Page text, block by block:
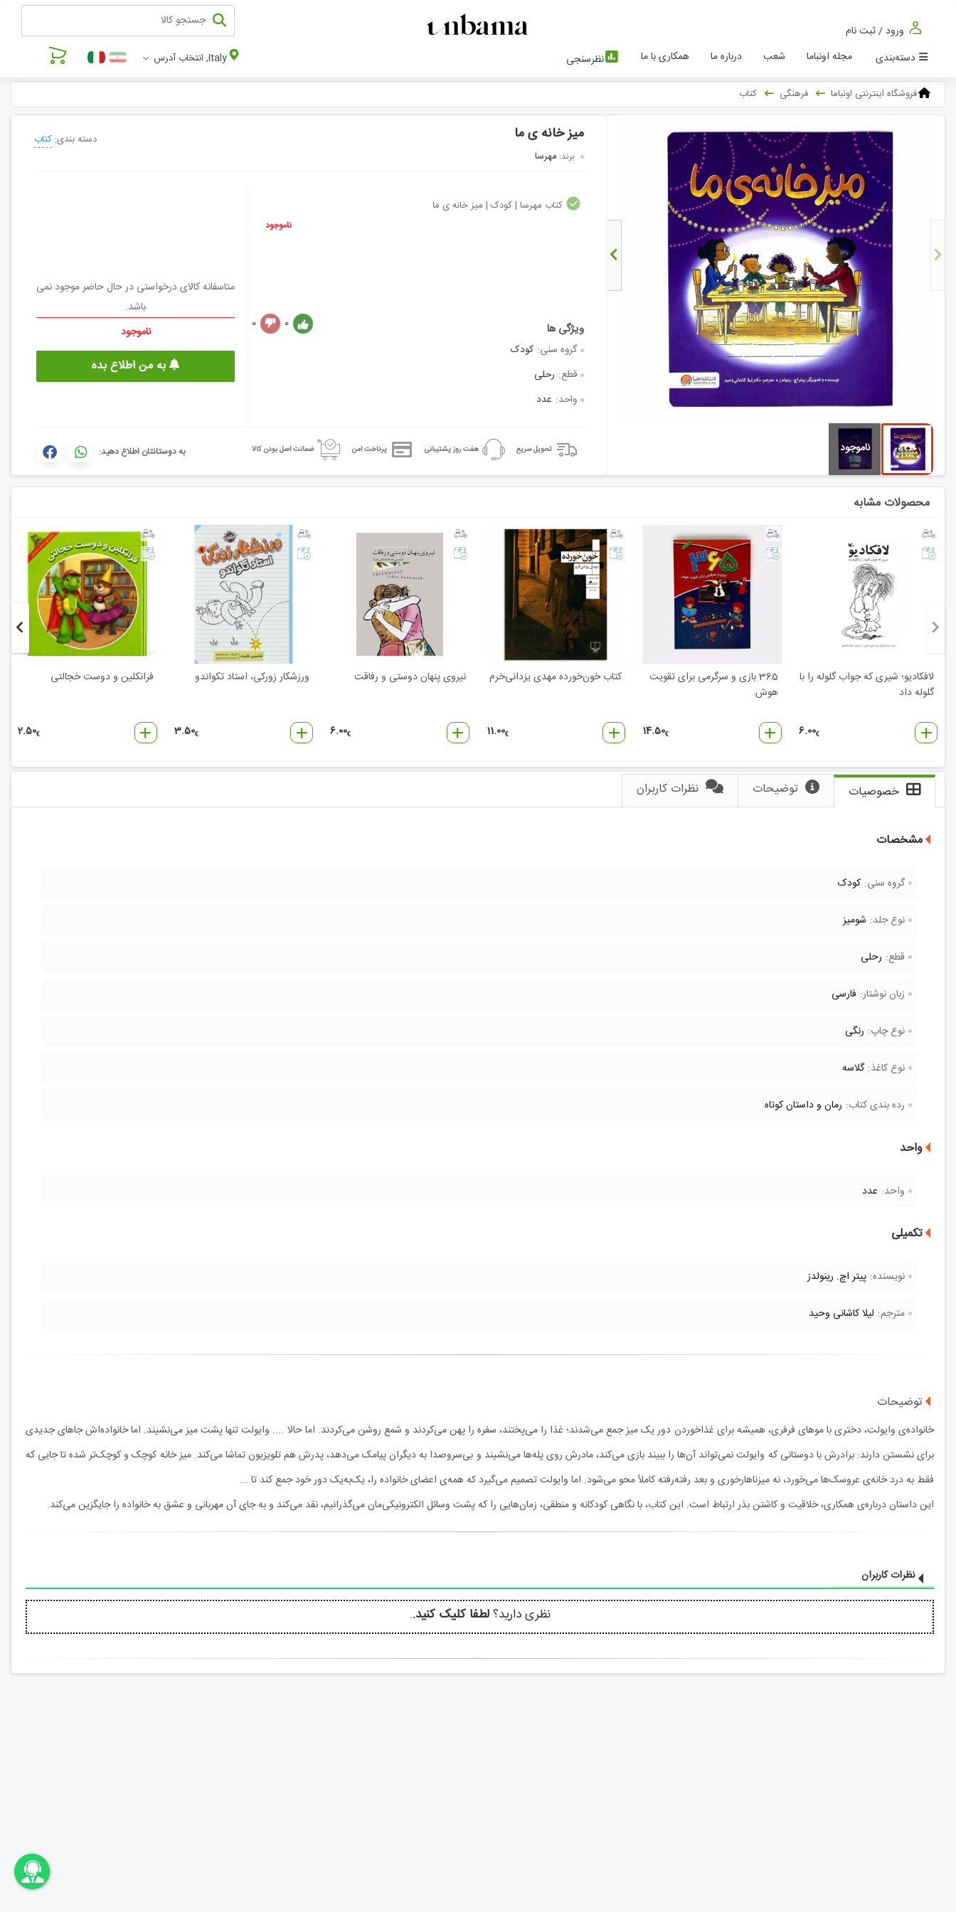
ورود / ثبت نام
دسته‌بندی
مجله اونباما شعب درباره ما همکاری با ما نظرسنجی Italy, انتخاب آدرس
فروشگاه اینترنتی اونباما فرهنگی کتاب
میز خانه ی ما
برند: مهرسا
دسته بندی: کتاب
کتاب مهرسا | کودک | میز خانه ی ما
ناموجود
گروه سنی: کودک
قطع: رحلی
واحد: عدد
0
0
متاسفانه کالای درخواستی در حال حاضر موجود نمی
باشد.
ناموجود
به من اطلاع بده
تحویل سریع هفت روز پشتیبانی پرداخت امن ضمانت اصل بودن کالا به دوستانتان اطلاع دهید:
محصولات مشابه
لافکادیو؛ شیری که جواب گلوله را با
گلوله داد
6.00€
365 بازی و سرگرمی برای تقویت
هوش
14.50€
کتاب خون‌خورده مهدی یزدانی‌خرم
11.00€
نیروی پنهان دوستی و رفاقت
6.00€
ورزشکار زورکی، استاد تکواندو
3.50€
فرانکلین و دوست خجالتی
2.50€
خصوصیات توضیحات نظرات کاربران
مشخصات
گروه سنی: کودک
نوع جلد: شومیز
قطع: رحلی
زبان نوشتار: فارسی
نوع چاپ: رنگی
نوع کاغذ: گلاسه
رده بندی کتاب: رمان و داستان کوتاه
واحد
واحد: عدد
تکمیلی
نویسنده: پیتر اچ. رینولدز
مترجم: لیلا کاشانی وحید
توضیحات
خانواده‌ی وایولت، دختری با موهای فرفری، همیشه برای غذاخوردن دور یک میز جمع می‌شدند؛ غذا را می‌پختند، سفره را پهن می‌کردند و شمع روشن می‌کردند. اما حالا .... وایولت تنها پشت میز می‌نشیند. اما خانواده‌اش جاهای جدیدی
برای نشستن دارند: برادرش با دوستانی که وایولت نمی‌تواند آن‌ها را ببیند بازی می‌کند، مادرش روی پله‌ها می‌نشیند و بی‌سروصدا به دیگران پیامک می‌دهد، پدرش هم تلویزیون تماشا می‌کند. میز خانه کوچک و کوچک‌تر شده تا جایی که
فقط به درد خانه‌ی‌ عروسک‌ها می‌خورد، نه میزناهارخوری و بعد رفته‌رفته کاملاً محو می‌شود. اما وایولت تصمیم می‌گیرد که همه‌ی اعضای خانواده را، یک‌به‌یک دور خود جمع ‌کند تا ...
این داستان درباره‌ی همکاری، خلاقیت و کاشتن بذر ارتباط است. این کتاب، با نگاهی کودکانه و منطقی، زمان‌هایی را که پشت وسائل الکترونیکی‌مان می‌گذرانیم، نقد می‌کند و به جای آن مهربانی و عشق به خانواده را جایگزین می‌کند.
نظرات کاربران
نظری دارید؟لطفا کلیک کنید..